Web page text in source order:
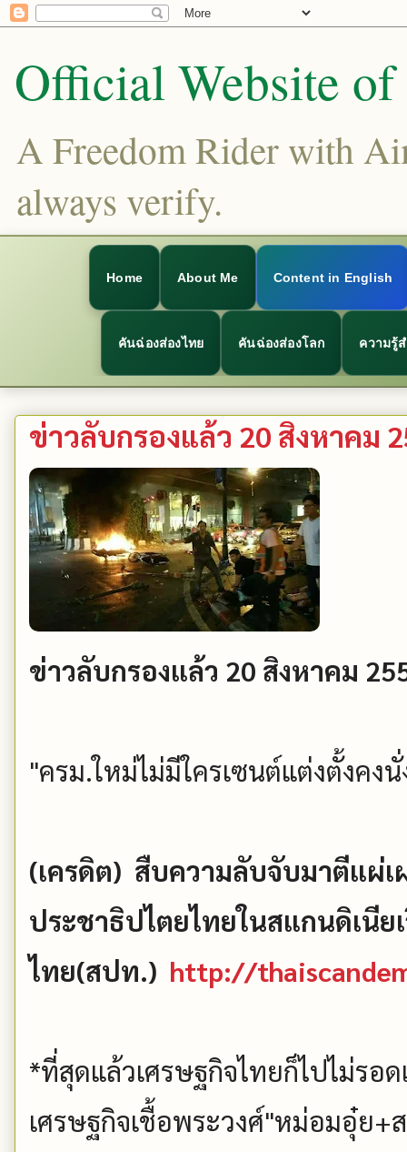
Official Website
A Freedom Rider with
always verify.
Home About Me Content in English
คันฉ่องส่องไทย คันฉ่องส่องโลก ความรู้
ข่าวลับกรองแล้ว 20 สิงหาคม
ข่าวลับกรองแล้ว 20 สิงหาคม
"ครม.ใหม่ไม่มีใครเซนต์แต่งตั้งคง
(เครดิต) สืบความลับจับมาตีแผ่
ประชาธิปไตยไทยในสแกนดิเนีย
ไทย(สปท.) http://
*ที่สุดแล้วเศรษฐกิจไทยก็ไปไม่รอ
เศรษฐกิจเชื้อพระวงศ์"หม่อมอุ๋ย